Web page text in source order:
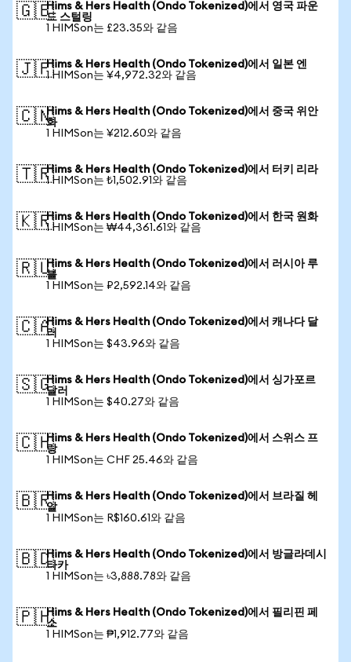
🇬🇧Hims & Hers Health (Ondo Tokenized)에서 영국 파운
드 스털링
1 HIMSon는 £23.35와 같음
🇯🇵Hims & Hers Health (Ondo Tokenized)에서 일본 엔
1 HIMSon는 ¥4,972.32와 같음
🇨🇳Hims & Hers Health (Ondo Tokenized)에서 중국 위안
화
1 HIMSon는 ¥212.60와 같음
🇹🇷Hims & Hers Health (Ondo Tokenized)에서 터키 리라
1 HIMSon는 ₺1,502.91와 같음
🇰🇷Hims & Hers Health (Ondo Tokenized)에서 한국 원화
1 HIMSon는 ₩44,361.61와 같음
🇷🇺Hims & Hers Health (Ondo Tokenized)에서 러시아 루
블
1 HIMSon는 ₽2,592.14와 같음
🇨🇦Hims & Hers Health (Ondo Tokenized)에서 캐나다 달
러
1 HIMSon는 $43.96와 같음
🇸🇬Hims & Hers Health (Ondo Tokenized)에서 싱가포르
달러
1 HIMSon는 $40.27와 같음
🇨🇭Hims & Hers Health (Ondo Tokenized)에서 스위스 프
랑
1 HIMSon는 CHF 25.46와 같음
🇧🇷Hims & Hers Health (Ondo Tokenized)에서 브라질 헤
알
1 HIMSon는 R$160.61와 같음
🇧🇩Hims & Hers Health (Ondo Tokenized)에서 방글라데시
타카
1 HIMSon는 ৳3,888.78와 같음
🇵🇭Hims & Hers Health (Ondo Tokenized)에서 필리핀 페
소
1 HIMSon는 ₱1,912.77와 같음